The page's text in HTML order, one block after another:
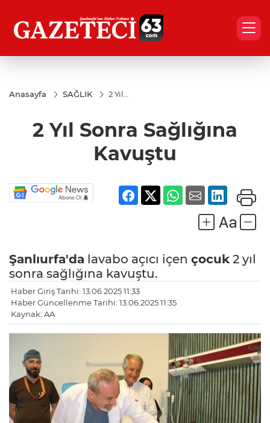
Anasayfa SAĞLIK
2 Yıl
2 Yıl Sonra Sağlığına
Kavuştu
Şanlıurfa'da lavabo açıcı içen çocuk 2 yıl
sonra sağlığına kavuştu.
Haber Giriş Tarihi: 13.06.2025 11:33
Haber Güncellenme Tarihi: 13.06.2025 11:35
Kaynak: AA